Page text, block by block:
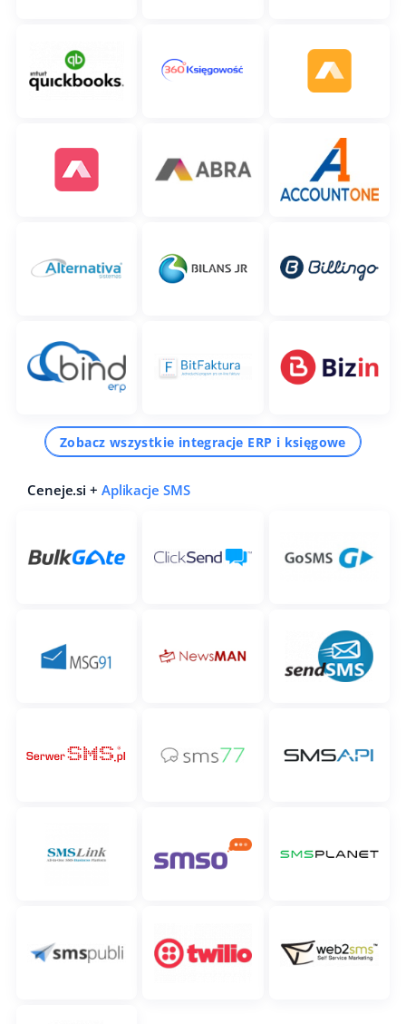
Zobacz wszystkie integracje ERP i księgowe
Ceneje.si + Aplikacje SMS